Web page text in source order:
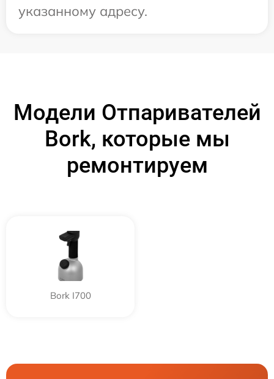
указанному адресу.
Модели Отпаривателей
Bork, которые мы
ремонтируем
Bork I700